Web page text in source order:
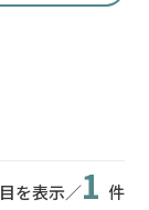
を表示／1 件